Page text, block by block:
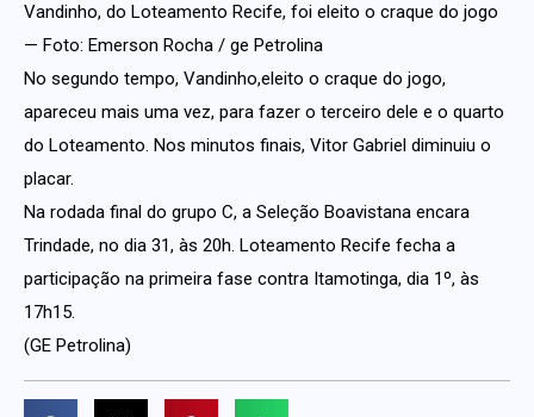
Vandinho, do Loteamento Recife, foi eleito o craque do jogo
— Foto: Emerson Rocha / ge Petrolina
No segundo tempo, Vandinho,eleito o craque do jogo,
apareceu mais uma vez, para fazer o terceiro dele e o quarto
do Loteamento. Nos minutos finais, Vitor Gabriel diminuiu o
placar.
Na rodada final do grupo C, a Seleção Boavistana encara
Trindade, no dia 31, às 20h. Loteamento Recife fecha a
participação na primeira fase contra Itamotinga, dia 1º, às
17h15.
(GE Petrolina)